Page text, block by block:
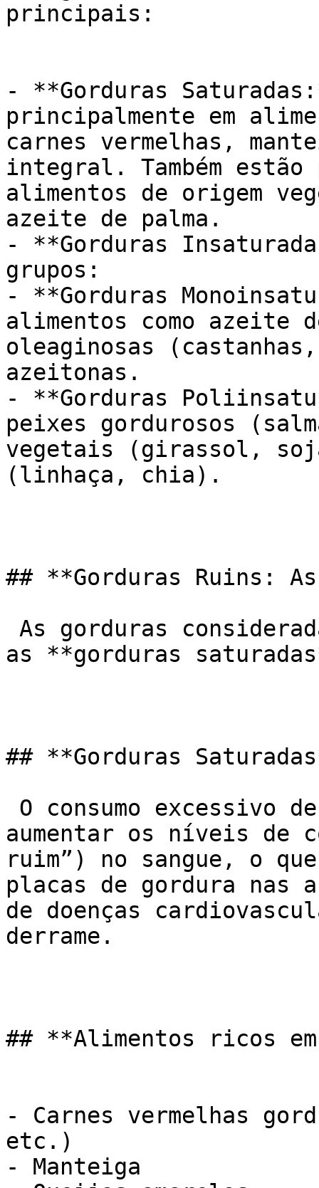
principais:
- **Gorduras
principalmente em
carnes vermelhas,
integral. Também estão
alimentos de origem
azeite de palma.
- **Gorduras
grupos:
- **Gorduras
alimentos como azeite
oleaginosas
azeitonas.
- **Gorduras
peixes gordurosos
vegetais (girassol,
(linhaça, chia).
## **Gorduras Ruins:
as **gorduras
## **Gorduras
aumentar os níveis de
ruim”) no sangue, o
placas de gordura nas
de doenças
derrame.
## **Alimentos ricos
- Carnes vermelhas
etc.)
- Manteiga